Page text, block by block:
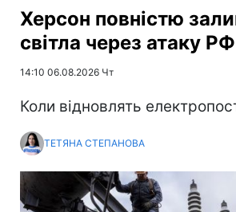
Херсон повністю
світла через атаку РФ
14:10 06.08.2026 Чт
Коли відновлять
ТЕТЯНА СТЕПАНОВА